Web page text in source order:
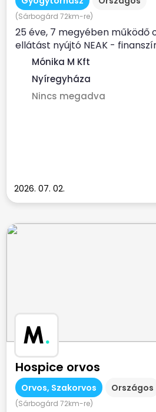
(Sárbogárd 72km-re)
25 éve, 7 megyében működő
ellátást nyújtó NEAK -
szolgálat...
Mónika M Kft
Nyíregyháza
Nincs megadva
2026. 07. 02.
M.
Hospice orvos
Orvos, Szakorvos Országos
(Sárbogárd 72km-re)